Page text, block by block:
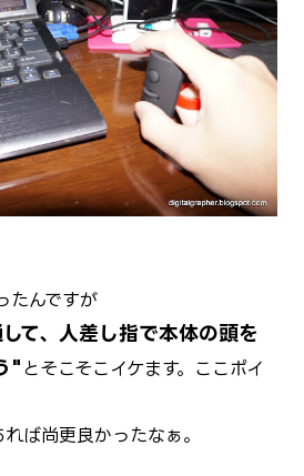
たんですが
て、人差し指で本体の頭を
" とそこそこイケます。ここポイ
ば尚更良かったなぁ。